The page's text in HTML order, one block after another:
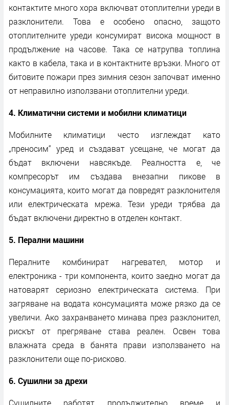
контактите много хора включват отоплителни уреди в
разклонители. Това е особено опасно, защото
отоплителните уреди консумират висока мощност в
продължение на часове. Така се натрупва топлина
както в кабела, така и в контактните връзки. Много от
битовите пожари през зимния сезон започват именно
от неправилно използвани отоплителни уреди.
4. Климатични системи и мобилни климатици
Мобилните климатици често изглеждат като
„преносим“ уред и създават усещане, че могат да
бъдат включени навсякъде. Реалността е, че
компресорът им създава внезапни пикове в
консумацията, които могат да повредят разклонителя
или електрическата мрежа. Тези уреди трябва да
бъдат включени директно в отделен контакт.
5. Перални машини
Пералните комбинират нагревател, мотор и
електроника - три компонента, които заедно могат да
натоварят сериозно електрическата система. При
загряване на водата консумацията може рязко да се
увеличи. Ако захранването минава през разклонител,
рискът от прегряване става реален. Освен това
влажната среда в банята прави използването на
разклонители още по-рисково.
6. Сушилни за дрехи
Сушилните работят продължително време и